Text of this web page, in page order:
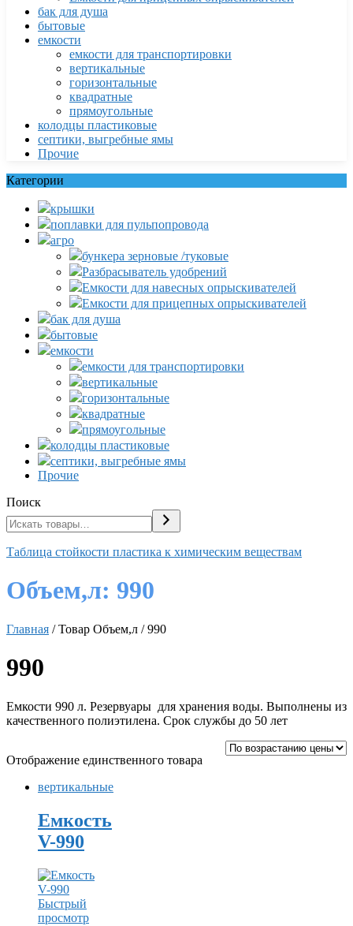
бак для душа
бытовые
емкости
емкости для транспортировки
вертикальные
горизонтальные
квадратные
прямоугольные
колодцы пластиковые
септики, выгребные ямы
Прочие
Категории
крышки
поплавки для пульпопровода
агро
бункера зерновые /туковые
Разбрасыватель удобрений
Емкости для навесных опрыскивателей
Емкости для прицепных опрыскивателей
бак для душа
бытовые
емкости
емкости для транспортировки
вертикальные
горизонтальные
квадратные
прямоугольные
колодцы пластиковые
септики, выгребные ямы
Прочие
Поиск
Таблица стойкости пластика к химическим веществам
Объем,л: 990
Главная / Товар Объем,л / 990
990
Емкости 990 л. Резервуары для хранения воды. Выполнены из
качественного полиэтилена. Срок службы до 50 лет
Отображение единственного товара
вертикальные
Емкость
V-990
Быстрый
просмотр